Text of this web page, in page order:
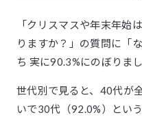
「クリスマスや年末年始
りますか？」の質問に「
ち 実に90.3%にのぼりまし
世代別で見ると、40代が
いで30代（92.0%）とい